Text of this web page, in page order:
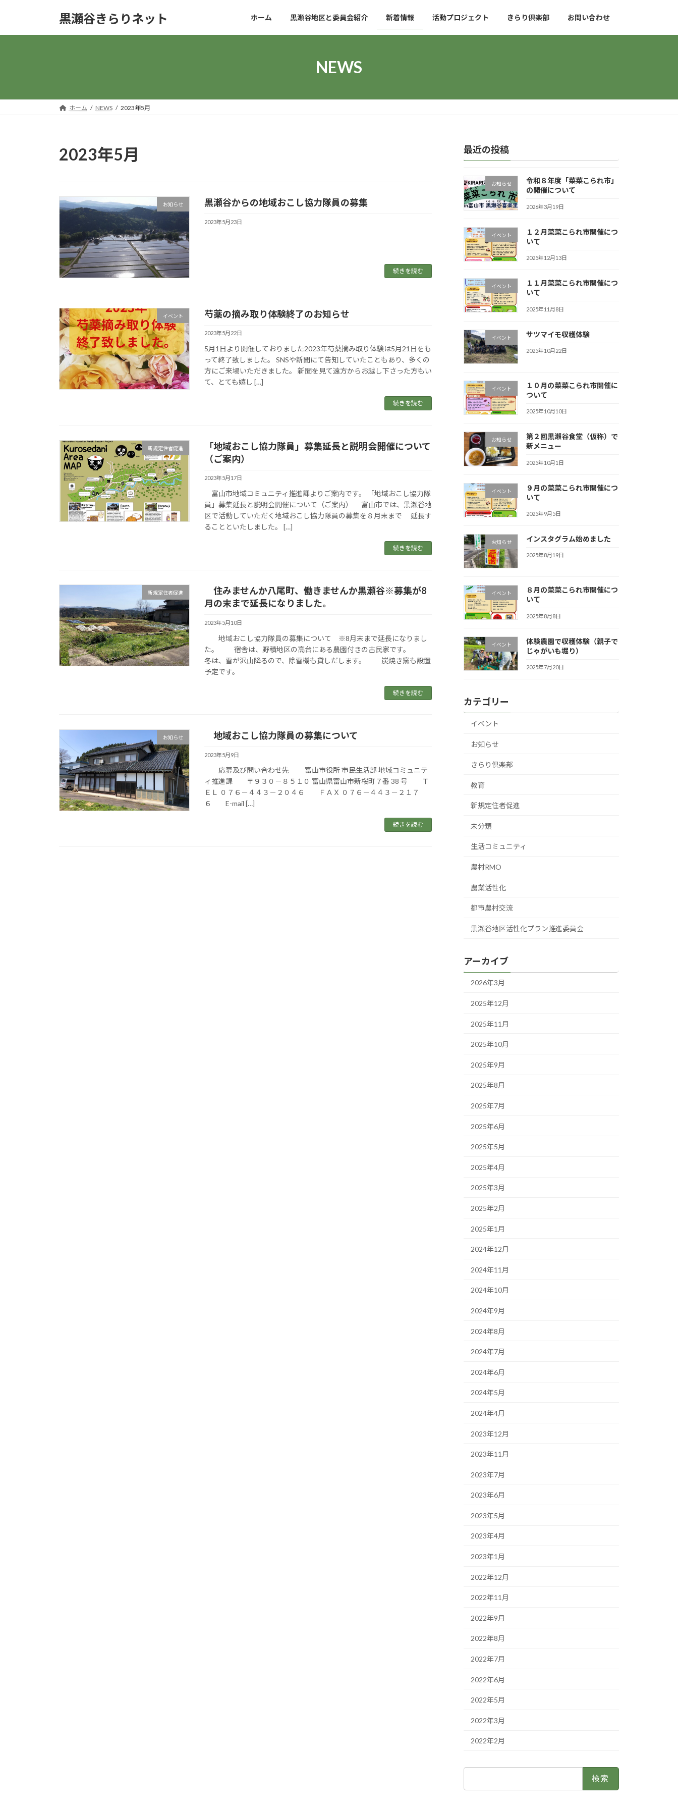
ッ
移
黒瀬谷きらりネット ホーム 黒瀬谷地区と委員会紹介 新着情報 活動プロジェクト きらり倶楽部 お問い合わせ
NEWS
ホーム NEWS 2023年5月
2023年5月
お知らせ 黒瀬谷からの地域おこし協力隊員の募集
2023年5月23日
続きを読む
イベント 芍薬の摘み取り体験終了のお知らせ
2023年5月22日
5月1日より開催しておりました2023年芍薬摘み取り体験は5月21日をも
って終了致しました。 SNSや新聞にて告知していたこともあり、多くの
方にご来場いただきました。 新聞を見て遠方からお越し下さった方もい
て、とても嬉し […]
続きを読む
新規定住者促進
「地域おこし協力隊員」募集延長と説明会開催について
（ご案内）
2023年5月17日
富山市地域コミュニティ推進課よりご案内です。 「地域おこし協力隊
員」募集延長と説明会開催について（ご案内） 富山市では、黒瀬谷地
区で活動していただく地域おこし協力隊員の募集を８月末まで 延長す
ることといたしました。 […]
続きを読む
新規定住者促進
住みませんか八尾町、働きませんか黒瀬谷※募集が8
月の末まで延長になりました。
2023年5月10日
地域おこし協力隊員の募集について ※8月末まで延長になりまし
た。 宿舎は、野積地区の高台にある農園付きの古民家です。
冬は、雪が沢山降るので、除雪機も貸しだします。 炭焼き窯も設置
予定です。
続きを読む
お知らせ 地域おこし協力隊員の募集について
2023年5月9日
応募及び問い合わせ先 富山市役所 市民生活部 地域コミュニテ
ィ推進課 〒９３０－８５１０ 富山県富山市新桜町７番 38 号 Ｔ
ＥＬ ０７６－４４３－２０４６ ＦＡＸ ０７６－４４３－２１７
６ E-mail […]
続きを読む
最近の投稿
お知らせ
令和８年度「菜菜こられ市」
の開催について
2026年3月19日
イベント
１２月菜菜こられ市開催につ
いて
2025年12月13日
イベント
１１月菜菜こられ市開催につ
いて
2025年11月8日
イベント サツマイモ収穫体験
2025年10月22日
イベント
１０月の菜菜こられ市開催に
ついて
2025年10月10日
お知らせ
第２回黒瀨谷食堂（仮称）で
新メニュー
2025年10月1日
イベント
９月の菜菜こられ市開催につ
いて
2025年9月5日
お知らせ インスタグラム始めました
2025年8月19日
イベント
８月の菜菜こられ市開催につ
いて
2025年8月8日
イベント
体験農園で収穫体験（親子で
じゃがいも堀り）
2025年7月20日
カテゴリー
イベント
お知らせ
きらり倶楽部
教育
新規定住者促進
未分類
生活コミュニティ
農村RMO
農業活性化
都市農村交流
黒瀬谷地区活性化プラン推進委員会
アーカイブ
2026年3月
2025年12月
2025年11月
2025年10月
2025年9月
2025年8月
2025年7月
2025年6月
2025年5月
2025年4月
2025年3月
2025年2月
2025年1月
2024年12月
2024年11月
2024年10月
2024年9月
2024年8月
2024年7月
2024年6月
2024年5月
2024年4月
2023年12月
2023年11月
2023年7月
2023年6月
2023年5月
2023年4月
2023年1月
2022年12月
2022年11月
2022年9月
2022年8月
2022年7月
2022年6月
2022年5月
2022年3月
2022年2月